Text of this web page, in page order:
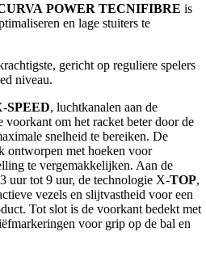
POWER TECNIFIBRE is
en lage stuiters te
gericht op reguliere spelers
niveau.
SPEED, luchtkanalen aan de
voorkant om het racket beter door de
snelheid te bereiken. De
ontworpen met hoeken voor
te vergemakkelijken. Aan de
uur tot 9 uur, de technologie X-TOP,
vezels en slijtvastheid voor een
Tot slot is de voorkant bedekt met
voor grip op de bal en